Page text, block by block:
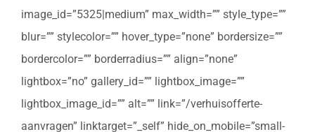
image_id=”5325|medium” max_width=”” style_type=””
blur=”” stylecolor=”” hover_type=”none” bordersize=””
bordercolor=”” borderradius=”” align=”none”
lightbox=”no” gallery_id=”” lightbox_image=””
lightbox_image_id=”” alt=”” link=”/verhuisofferte-
aanvragen” linktarget=”_self” hide_on_mobile=”small-